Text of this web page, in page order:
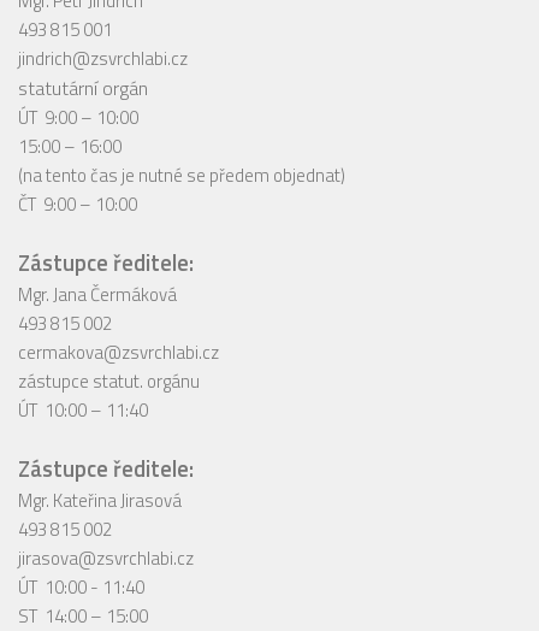
493 815 001
jindrich@zsvrchlabi.cz
statutární orgán
ÚT 9:00 – 10:00
15:00 – 16:00
(na tento čas je nutné se předem objednat)
ČT 9:00 – 10:00
Zástupce ředitele:
Mgr. Jana Čermáková
493 815 002
cermakova@zsvrchlabi.cz
zástupce statut. orgánu
ÚT 10:00 – 11:40
Zástupce ředitele:
Mgr. Kateřina Jirasová
493 815 002
jirasova@zsvrchlabi.cz
ÚT 10:00 - 11:40
ST 14:00 – 15:00